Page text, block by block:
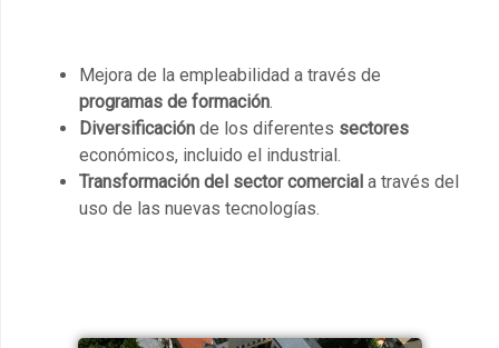
Mejora de la empleabilidad a través de
programas de formación
Diversificación de los diferentes sectores
económicos, incluido el industrial.
Transformación del sector comercial a través del
uso de las nuevas tecnologías.